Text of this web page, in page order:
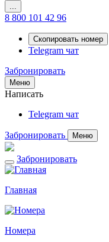
...
8 800 101 42 96
Скопировать номер
Telegram чат
Забронировать
Меню
Написать
Telegram чат
Забронировать Меню
Забронировать
Главная
Номера